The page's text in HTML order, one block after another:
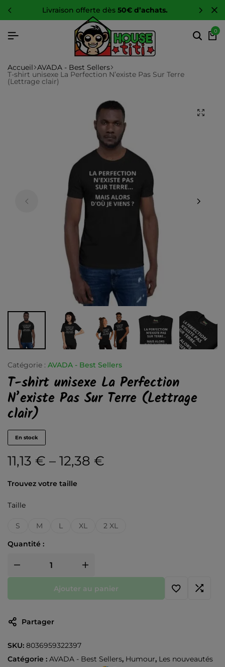
-10 %sur toute la boutique
0
Accueil AVADA - Best Sellers
T-shirt unisexe La Perfection N’existe Pas Sur Terre
(Lettrage clair)
Catégorie : AVADA - Best Sellers
T-shirt unisexe La Perfection
N’existe Pas Sur Terre (Lettrage
clair)
En stock
11,13 € – 12,38 €
Trouvez votre taille
Taille
S M L XL 2 XL
Quantité :
Ajouter au panier
Partager
SKU: 8036959322397
Catégorie : AVADA - Best Sellers, Humour, Les nouveautés